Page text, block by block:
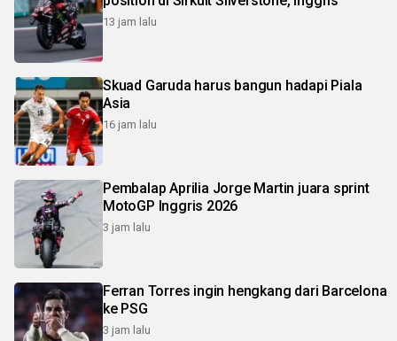
13 jam lalu
Skuad Garuda harus bangun hadapi Piala
Asia
16 jam lalu
Pembalap Aprilia Jorge Martin juara sprint
MotoGP Inggris 2026
3 jam lalu
Ferran Torres ingin hengkang dari Barcelona
ke PSG
3 jam lalu